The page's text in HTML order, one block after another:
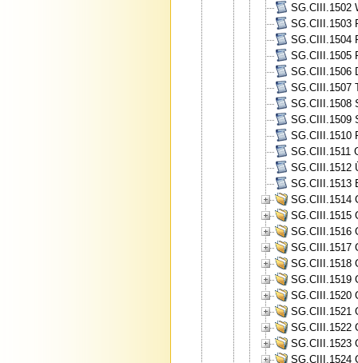
SG.CIII.1502
SG.CIII.1503
SG.CIII.1504
SG.CIII.1505
SG.CIII.1506
SG.CIII.1507
SG.CIII.1508
SG.CIII.1509
SG.CIII.1510
SG.CIII.1511
SG.CIII.1512
SG.CIII.1513
SG.CIII.1514
SG.CIII.1515
SG.CIII.1516
SG.CIII.1517
SG.CIII.1518
SG.CIII.1519
SG.CIII.1520
SG.CIII.1521
SG.CIII.1522
SG.CIII.1523
SG.CIII.1524